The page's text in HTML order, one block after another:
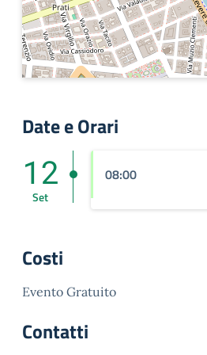
Date e Orari
12
Set
08:00
Costi
Evento Gratuito
Contatti